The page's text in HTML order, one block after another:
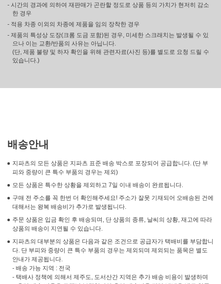
- 시간의 경과에 의하여 재판매가 곤란할 정도로 상품 등의 가치가 현저히 감소
한 경우
- 적용 차종 이외의 차종에 제품을 임의 장착한 경우
- 제품의 특성상 도장(크롬 도금 포함)된 경우, 미세한 스크래치는 발생될 수 있
으나 이는 교환/반품의 사유는 아닙니다.
(단, 제품 불량 및 하자 확인을 위해 관련자료(사진 등)를 별도로 요청 드릴 수
있습니다.)
배송안내
지파츠의 모든 상품은 지파츠 표준 배송 박스로 포장되어 공급합니다. (단 부
피와 중량이 큰 특수 부품의 경우는 제외)
모든 상품은 특수한 상황을 제외하고 7일 이내 배송이 완료됩니다.
구매 전 주소를 꼭 한번 더 확인해주세요! 주소가 잘못 기재되어 오배송된 건에
대해서는 왕복 배송비가 추가로 발생됩니다.
주문 상품은 입금 확인 후 배송되며, 단 상품의 종류, 날씨의 상황, 재고에 따라
상품의 배송이 지연될 수 있습니다.
지파츠의 대부분의 상품은 다음과 같은 조건으로 공급자가 택배비를 부담합니
다. 단 부피와 중량이 큰 특수 부품의 경우는 제외되며 제외되는 품목은 별도
안내가 제공됩니다.
- 배송 가능 지역 : 전국
- 택배사 정책에 의해서 제주도, 도서산간 지역은 추가 배송 비용이 발생하며